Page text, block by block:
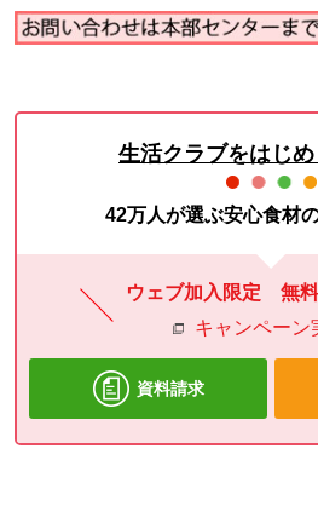
生活クラブをはじめ
42万人が選ぶ安心食材
ウェブ加入限定 無
キャンペーン
資料請求